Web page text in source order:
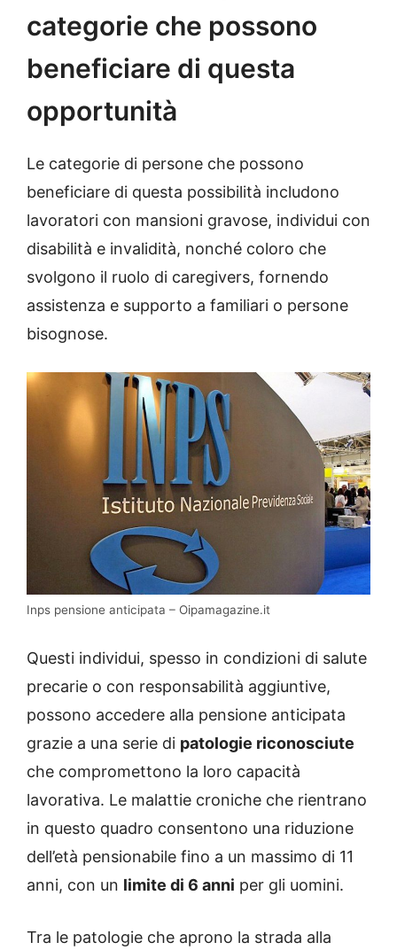
categorie che possono
beneficiare di questa
opportunità
Le categorie di persone che possono
beneficiare di questa possibilità includono
lavoratori con mansioni gravose, individui con
disabilità e invalidità, nonché coloro che
svolgono il ruolo di caregivers, fornendo
assistenza e supporto a familiari o persone
bisognose.
Inps pensione anticipata – Oipamagazine.it
Questi individui, spesso in condizioni di salute
precarie o con responsabilità aggiuntive,
possono accedere alla pensione anticipata
grazie a una serie di patologie riconosciute
che compromettono la loro capacità
lavorativa. Le malattie croniche che rientrano
in questo quadro consentono una riduzione
dell’età pensionabile fino a un massimo di 11
anni, con un limite di 6 anni per gli uomini.
Tra le patologie che aprono la strada alla